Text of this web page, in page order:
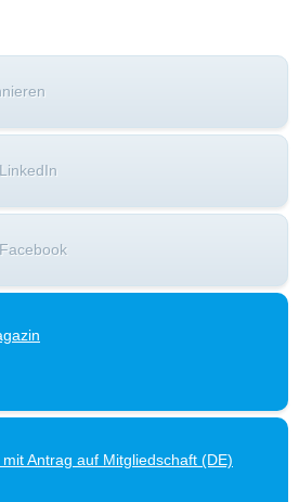
Antrag auf Mitgliedschaft (DE)